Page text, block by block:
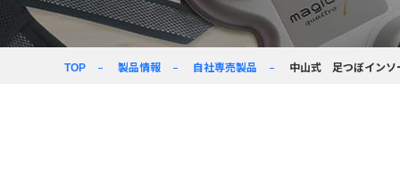
事業紹介
会社パンフレット
TOP 製品情報 自社専売製品 中山式 足つぼインソ